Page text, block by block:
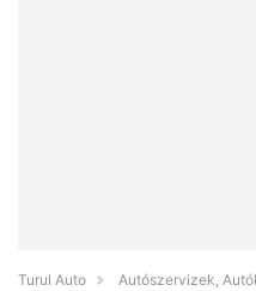
Turul Auto
Autószervizek,